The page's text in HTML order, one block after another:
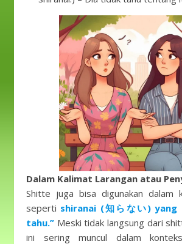
Dalam Kalimat Larangan atau
Shitte juga bisa digunakan dalam
seperti shiranai (知らない)
tahu.” Meski tidak langsung dari
ini sering muncul dalam